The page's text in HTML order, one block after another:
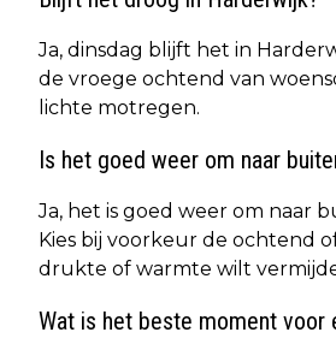
Ja, dinsdag blijft het in
de vroege ochtend van
lichte motregen.
Is het goed weer om naar
Ja, het is goed weer om naar
Kies bij voorkeur de ochtend
drukte of warmte wilt
Wat is het beste moment voor